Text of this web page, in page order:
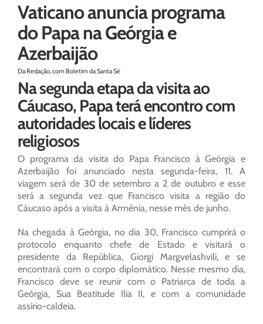
Vaticano anuncia programa
do Papa na Geórgia e
Azerbaijão
Da Redação, com Boletim da Santa Sé
Na segunda etapa da visita ao
Cáucaso, Papa terá encontro com
autoridades locais e líderes
religiosos
O programa da visita do Papa Francisco à Geórgia e
Azerbaijão foi anunciado nesta segunda-feira, 11. A
viagem será de 30 de setembro a 2 de outubro e esse
será a segunda vez que Francisco visita a região do
Cáucaso após a visita à Armênia, nesse mês de junho.
Na chegada à Geórgia, no dia 30, Francisco cumprirá o
protocolo enquanto chefe de Estado e visitará o
presidente da República, Giorgi Margvelashvili, e se
encontrará com o corpo diplomático. Nesse mesmo dia,
Francisco deve se reunir com o Patriarca de toda a
Geórgia, Sua Beatitude Ilia II, e com a comunidade
assírio-caldeia.